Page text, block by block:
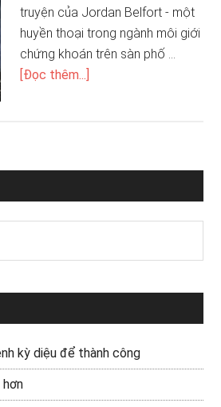
truyện của Jordan Belfort - một
huyền thoại trong ngành môi giới
chứng khoán trên sàn phố …
[Đọc thêm...]
kỳ diệu để thành công